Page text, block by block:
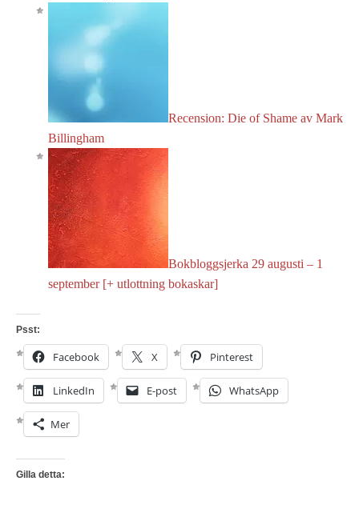
Recension: Die of Shame av Mark
Billingham
Bokbloggsjerka 29 augusti – 1
september [+ utlottning bokaskar]
Psst:
Facebook X Pinterest
LinkedIn E-post WhatsApp
Mer
Gilla detta: